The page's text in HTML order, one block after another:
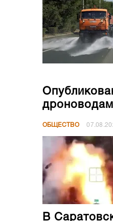
ОБЩЕСТВО
В